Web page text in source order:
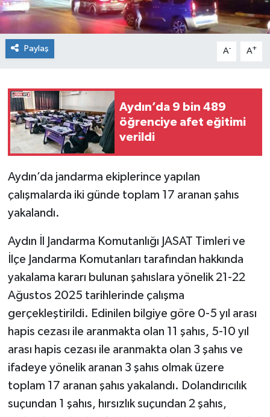
Paylaş A- A+
Aydın’da 9 bin 489
öğrenciye afet eğitimi
verildi
Aydın’da jandarma ekiplerince yapılan
çalışmalarda iki günde toplam 17 aranan şahıs
yakalandı.
Aydın İl Jandarma Komutanlığı JASAT Timleri ve
İlçe Jandarma Komutanları tarafından hakkında
yakalama kararı bulunan şahıslara yönelik 21-22
Ağustos 2025 tarihlerinde çalışma
gerçekleştirildi. Edinilen bilgiye göre 0-5 yıl arası
hapis cezası ile aranmakta olan 11 şahıs, 5-10 yıl
arası hapis cezası ile aranmakta olan 3 şahıs ve
ifadeye yönelik aranan 3 şahıs olmak üzere
toplam 17 aranan şahıs yakalandı. Dolandırıcılık
suçundan 1 şahıs, hırsızlık suçundan 2 şahıs,